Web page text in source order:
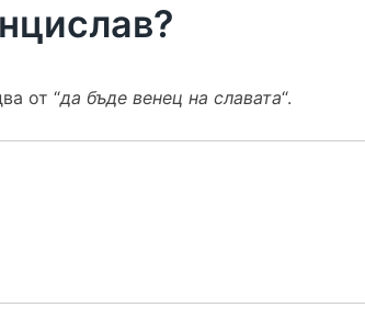
от “да бъде венец на славата“.